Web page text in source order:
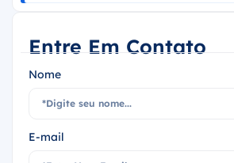
Entre Em Contato
Nome
E-mail